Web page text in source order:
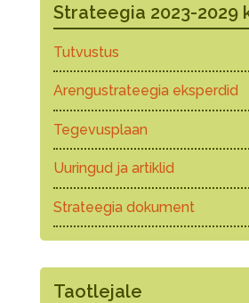
Strateegia 2023-2029
Tutvustus
Arengustrateegia eksperdid
Tegevusplaan
Uuringud ja artiklid
Strateegia dokument
Taotlejale